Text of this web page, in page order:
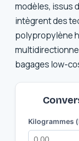
modèles, issus
intègrent des
polypropylène
bagages low-
Kilogrammes